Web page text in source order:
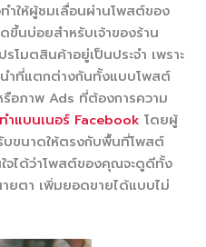
ำให้ผู้ชมเลื่อนผ่านโพสต์ของ
นบ่อยสำหรับเจ้าของร้าน
โมตสินค้าอยู่เป็นประจำ เพราะ
ำที่แตกต่างกันทั้งแบบโพสต์
อภาพ Ads ที่ต้องการความ
ำแบนเนอร์ Facebook โดยผู้
ขนาดให้ตรงกับพื้นที่โพสต์
จได้ว่าโพสต์ของคุณจะดูดีทั้ง
ตา เพิ่มยอดขายได้แบบไม่